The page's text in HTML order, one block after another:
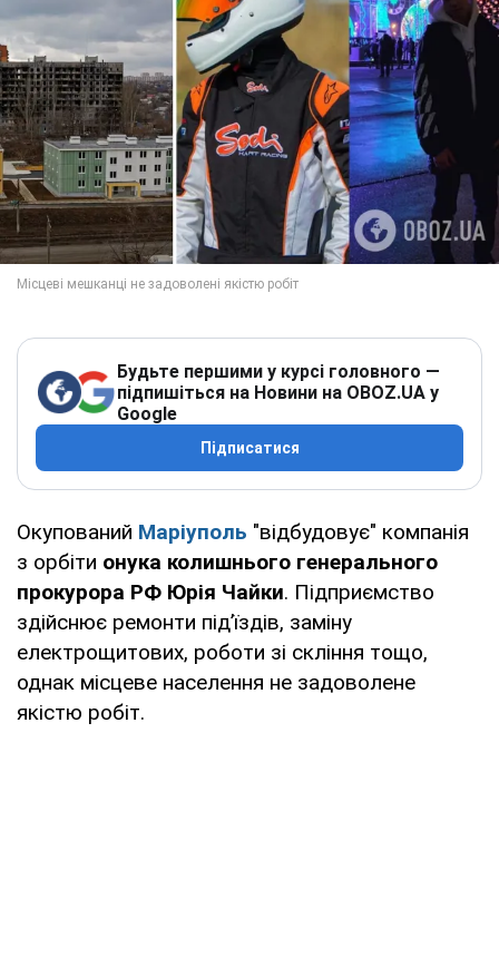
Будьте першими у курсі головного —
підпишіться на Новини на OBOZ.UA у
Google
Підписатися
Окупований Маріуполь "відбудовує" компанія
з орбіти онука колишнього генерального
прокурора РФ Юрія Чайки. Підприємство
здійснює ремонти підʼїздів, заміну
електрощитових, роботи зі скління тощо,
однак місцеве населення не задоволене
якістю робіт.